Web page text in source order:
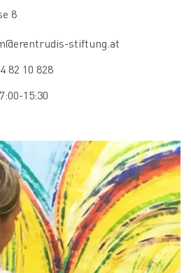
8
stiftung.at
82 10 828
15:30